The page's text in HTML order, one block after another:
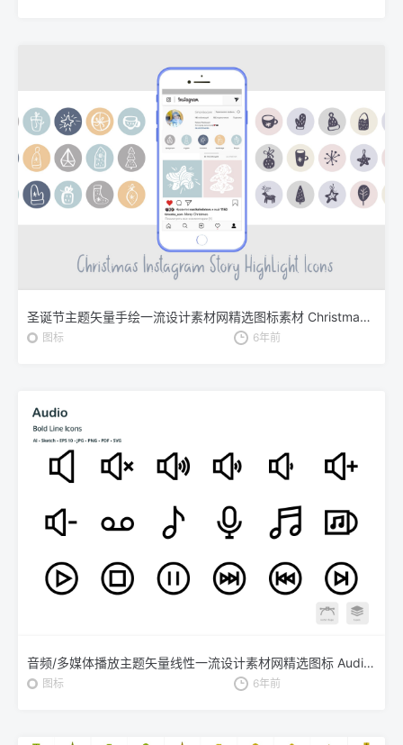
圣诞节主题矢量手绘一流设计素材网精选图标素材 Christmas Instagram highlight story icons
图标 6年前
音频/多媒体播放主题矢量线性一流设计素材网精选图标 Audio Mini Bold Line Vector Icons
图标 6年前